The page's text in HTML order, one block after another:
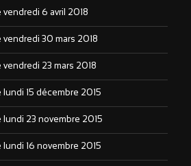
vendredi 6 avril 2018
vendredi 30 mars 2018
vendredi 23 mars 2018
lundi 15 décembre 2015
lundi 23 novembre 2015
lundi 16 novembre 2015